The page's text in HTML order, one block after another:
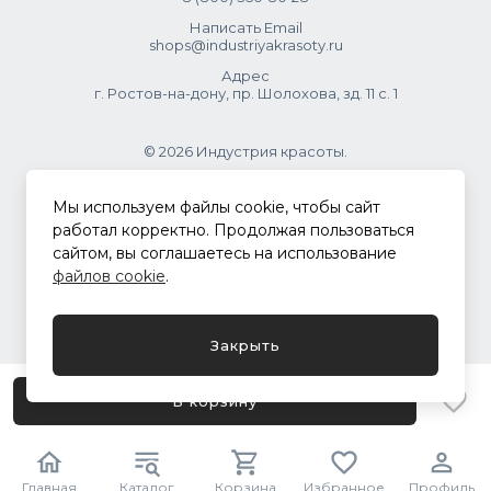
Главная Каталог Корзина Избранное Профиль
В корзину
Написать Email
shops@industriyakrasoty.ru
Адрес
г. Ростов-на-дону, пр. Шолохова, зд. 11 с. 1
© 2026 Индустрия красоты.
.
Политика конфиденциальности
Мы используем файлы cookie, чтобы сайт
работал корректно. Продолжая пользоваться
сайтом, вы соглашаетесь на использование
файлов cookie.
Закрыть